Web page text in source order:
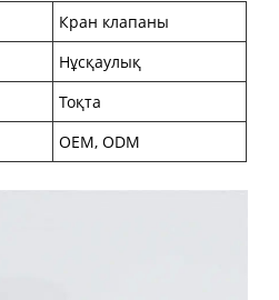
Кран клапаны
Нұсқаулық
Тоқта
OEM, ODM